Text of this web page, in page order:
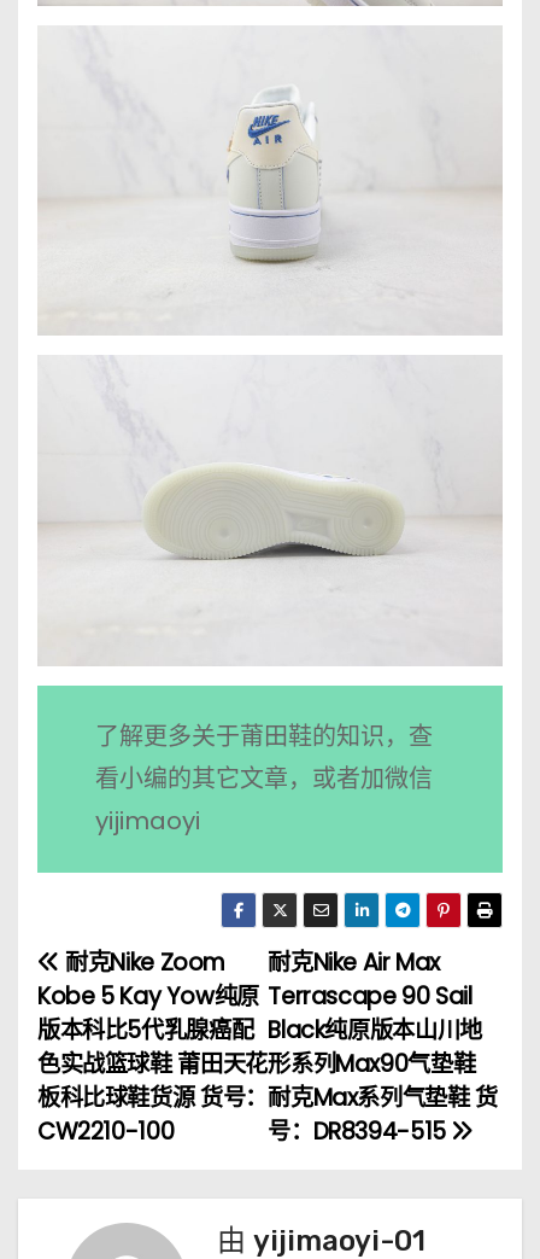
了解更多关于莆田鞋的知识，查
看小编的其它文章，或者加微信
yijimaoyi
文
章
导
航
耐克Nike Air Max
Terrascape 90 Sail
Black纯原版本山川地
形系列Max90气垫鞋
耐克Max系列气垫鞋 货
号：DR8394-515
耐克Nike Zoom
Kobe 5 Kay Yow纯原
版本科比5代乳腺癌配
色实战篮球鞋 莆田天花
板科比球鞋货源 货号：
CW2210-100
由 yijimaoyi-01